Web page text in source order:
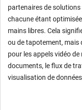
partenaires de
chacune étant
mains libres. Cela
ou de tapotement, mais
pour les appels vidéo
documents, le flux de
visualisation de